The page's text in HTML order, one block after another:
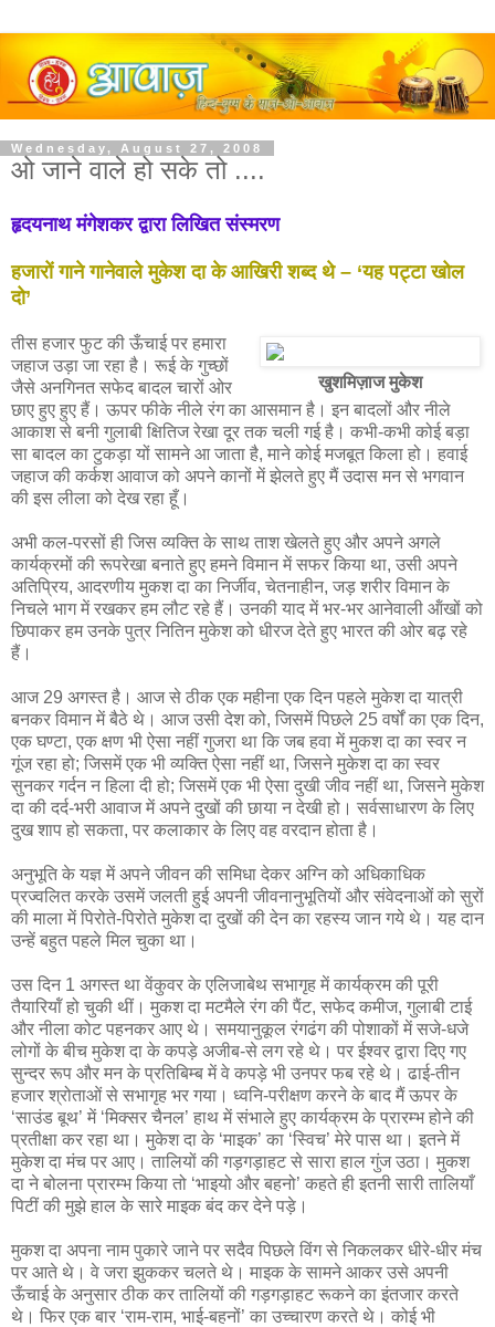
Wednesday, August 27, 2008
ओ जाने वाले हो सके तो ....
हृदयनाथ मंगेशकर द्वारा लिखित संस्मरण
हजारों गाने गानेवाले मुकेश दा के आखिरी शब्‍द थे – ‘यह पट्टा खोल
दो’
खुशमिज़ाज मुकेश
तीस हजार फुट की ऊँचाई पर हमारा
जहाज उड़ा जा रहा है। रूई के गुच्‍छों
जैसे अनगिनत सफेद बादल चारों ओर
छाए हुए हुए हैं। ऊपर फीके नीले रंग का आसमान है। इन बादलों और नीले
आकाश से बनी गुलाबी क्षितिज रेखा दूर तक चली गई है। कभी-कभी कोई बड़ा
सा बादल का टुकड़ा यों सामने आ जाता है, माने कोई मजबूत किला हो। हवाई
जहाज की कर्कश आवाज को अपने कानों में झेलते हुए मैं उदास मन से भगवान
की इस लीला को देख रहा हूँ।
अभी कल-परसों ही जिस व्‍यक्ति के साथ ताश खेलते हुए और अपने अगले
कार्यक्रमों की रूपरेखा बनाते हुए हमने विमान में सफर किया था, उसी अपने
अतिप्रिय, आदरणीय मुकश दा का निर्जीव, चेतनाहीन, जड़ शरीर विमान के
निचले भाग में रखकर हम लौट रहे हैं। उनकी याद में भर-भर आनेवाली ऑंखों को
छिपाकर हम उनके पुत्र नितिन मुकेश को धीरज देते हुए भारत की ओर बढ़ रहे
हैं।
आज 29 अगस्‍त है। आज से ठीक एक महीना एक दिन पहले मुकेश दा यात्री
बनकर विमान में बैठे थे। आज उसी देश को, जिसमें पिछले 25 वर्षों का एक दिन,
एक घण्‍टा, एक क्षण भी ऐसा नहीं गुजरा था कि जब हवा में मुकश दा का स्‍वर न
गूंज रहा हो; जिसमें एक भी व्‍यक्ति ऐसा नहीं था, जिसने मुकेश दा का स्‍वर
सुनकर गर्दन न‍ हिला दी हो; जिसमें एक भी ऐसा दुखी जीव नहीं था, जिसने मुकेश
दा की दर्द-भरी आवाज में अपने दुखों की छाया न देखी हो। सर्वसाधारण के लिए
दुख शाप हो सकता, पर कलाकार के लिए वह वरदान होता है।
अनुभूति के यज्ञ में अपने जीवन की समिधा देकर अग्नि को अधिकाधिक
प्रज्‍वलित करके उसमें जलती हुई अपनी जीवनानुभूतियों और संवेदनाओं को सुरों
की माला में पिरोते-पिरोते मुकेश दा दुखों की देन का रहस्‍य जान गये थे। यह दान
उन्‍हें बहुत पहले मिल चुका था।
उस दिन 1 अगस्‍त था वेंकुवर के एलिजाबेथ सभागृह में कार्यक्रम की पूरी
तैयारियॉं हो चुकी थीं। मुकश दा मटमैले रंग की पैंट, सफेद कमीज, गुलाबी टाई
और नीला कोट पहनकर आए थे। समयानुकूल रंगढंग की पोशाकों में सजे-धजे
लोगों के बीच मुकेश दा के कपड़े अजीब-से लग रहे थे। पर ईश्‍वर द्वारा दिए गए
सुन्‍दर रूप और मन के प्रतिबिम्‍ब में वे कपड़े भी उनपर फब रहे थे। ढाई-तीन
हजार श्रोताओं से सभागृह भर गया। ध्‍वनि-परीक्षण करने के बाद मैं ऊपर के
‘साउंड बूथ’ में ‘मिक्‍सर चैनल’ हाथ में संभाले हुए कार्यक्रम के प्रारम्‍भ होने की
प्रतीक्षा कर रहा था। मुकेश दा के ‘माइक’ का ‘स्‍विच’ मेरे पास था। इतने में
मुकेश दा मंच पर आए। तालियों की गड़गड़ाहट से सारा हाल गुंज उठा। मुकश
दा ने बोलना प्रारम्‍भ किया तो ‘भाइयो और बहनो’ कहते ही इतनी सारी तालियाँ
पिटीं की मुझे हाल के सारे माइक बंद कर देने पड़े।
मुकश दा अपना नाम पुकारे जाने पर सदैव पिछले विंग से निकलकर धीरे-धीर मंच
पर आते थे। वे जरा झुककर चलते थे। माइक के सामने आकर उसे अपनी
ऊँचाई के अनुसार ठीक कर तालियों की गड़गड़ाहट रूकने का इंतजार करते
थे। फिर एक बार ‘राम-राम, भाई-बहनों’ का उच्‍चारण करते थे। कोई भी